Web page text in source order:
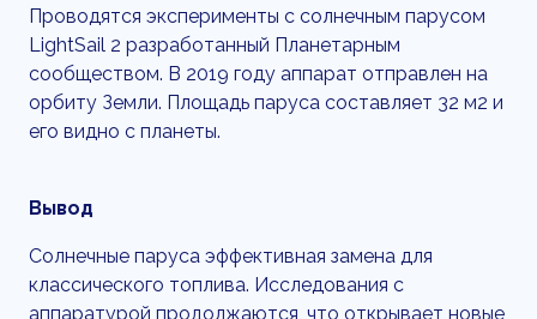
Проводятся эксперименты с солнечным парусом
LightSail 2 разработанный Планетарным
сообществом. В 2019 году аппарат отправлен на
орбиту Земли. Площадь паруса составляет 32 м2 и
его видно с планеты.
Вывод
Солнечные паруса эффективная замена для
классического топлива. Исследования с
аппаратурой продолжаются, что открывает новые